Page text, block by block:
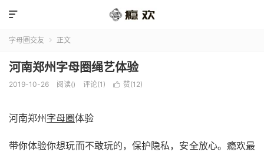

字母圈交友  正文
河南郑州字母圈绳艺体验
2019-10-26 阅读() 评论(1)  赞(12)
河南郑州 字母圈体验
带你体验你想玩而不敢玩的，保护隐私，安全放心。瘾欢最